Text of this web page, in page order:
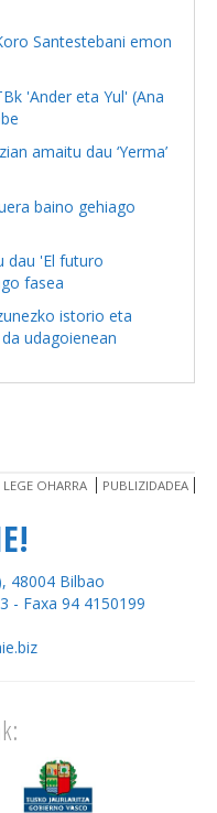
Santestebani emon
'Ander eta Yul' (Ana
amaitu dau ‘Yerma’
baino gehiago
dau 'El futuro
fasea
istorio eta
udagoienean
LEGE OHARRA PUBLIZIDADEA
48004 Bilbao
- Faxa 94 4150199